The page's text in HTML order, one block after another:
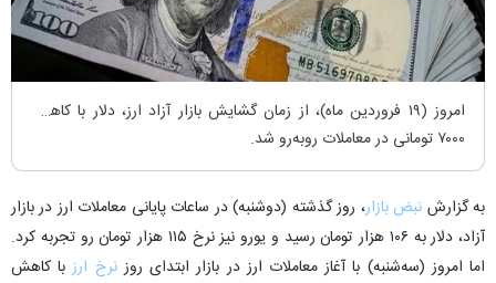
امروز (۱۹ فروردین ماه)، از زمان گشایش بازار آزاد ارز، دلار با کاهش
۷۰۰۰ تومانی در معاملات رو‌به‌رو شد.
به گزارش نبض بازار، روز گذشته (دوشنبه) در ساعات پایانی معاملات ارز در بازار
آزاد، دلار به ۱۰۶ هزار تومان رسید و یورو نیز نرخ ۱۱۵ هزار تومان رو تجربه کرد.
اما امروز (سه‌شنبه) با آغاز معاملات ارز در بازار ابتدای روزنرخ ارزبا کاهش